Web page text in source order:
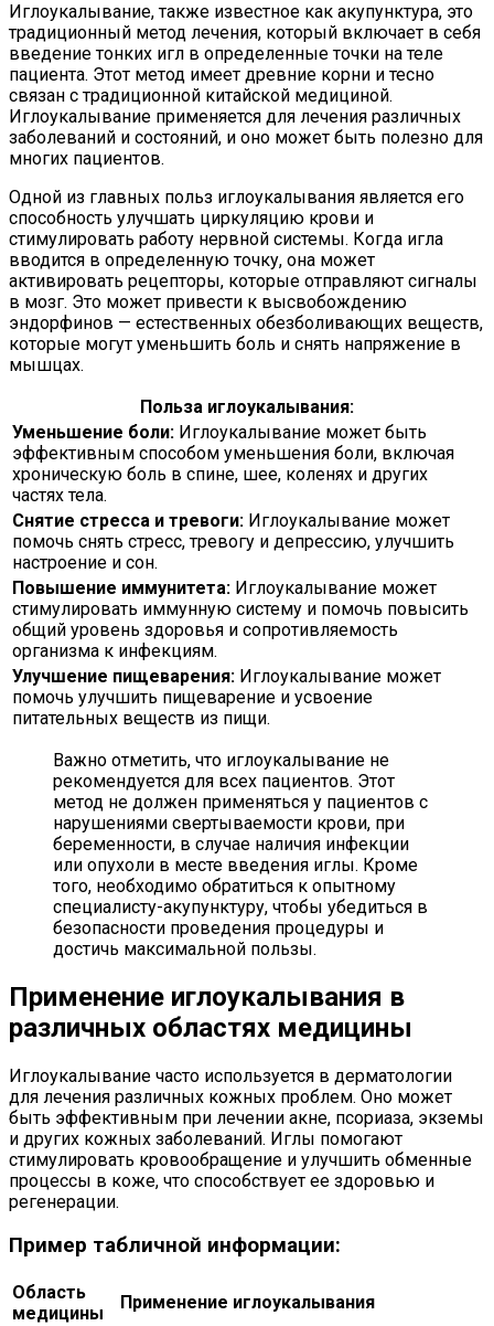
Иглоукалывание, также известное как акупунктура, это
традиционный метод лечения, который включает в себя
введение тонких игл в определенные точки на теле
пациента. Этот метод имеет древние корни и тесно
связан с традиционной китайской медициной.
Иглоукалывание применяется для лечения различных
заболеваний и состояний, и оно может быть полезно для
многих пациентов.
Одной из главных польз иглоукалывания является его
способность улучшать циркуляцию крови и
стимулировать работу нервной системы. Когда игла
вводится в определенную точку, она может
активировать рецепторы, которые отправляют сигналы
в мозг. Это может привести к высвобождению
эндорфинов — естественных обезболивающих веществ,
которые могут уменьшить боль и снять напряжение в
мышцах.
Польза иглоукалывания:
Уменьшение боли: Иглоукалывание может быть
эффективным способом уменьшения боли, включая
хроническую боль в спине, шее, коленях и других
частях тела.
Снятие стресса и тревоги: Иглоукалывание может
помочь снять стресс, тревогу и депрессию, улучшить
настроение и сон.
Повышение иммунитета: Иглоукалывание может
стимулировать иммунную систему и помочь повысить
общий уровень здоровья и сопротивляемость
организма к инфекциям.
Улучшение пищеварения: Иглоукалывание может
помочь улучшить пищеварение и усвоение
питательных веществ из пищи.
Важно отметить, что иглоукалывание не
рекомендуется для всех пациентов. Этот
метод не должен применяться у пациентов с
нарушениями свертываемости крови, при
беременности, в случае наличия инфекции
или опухоли в месте введения иглы. Кроме
того, необходимо обратиться к опытному
специалисту-акупунктуру, чтобы убедиться в
безопасности проведения процедуры и
достичь максимальной пользы.
Применение иглоукалывания в
различных областях медицины
Иглоукалывание часто используется в дерматологии
для лечения различных кожных проблем. Оно может
быть эффективным при лечении акне, псориаза, экземы
и других кожных заболеваний. Иглы помогают
стимулировать кровообращение и улучшить обменные
процессы в коже, что способствует ее здоровью и
регенерации.
Пример табличной информации:
Область
медицины
Применение иглоукалывания